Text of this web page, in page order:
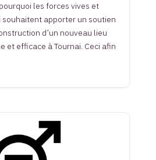
les forces vives et
souhaitent apporter un soutien
d’un nouveau lieu
et efficace à Tournai. Ceci afin